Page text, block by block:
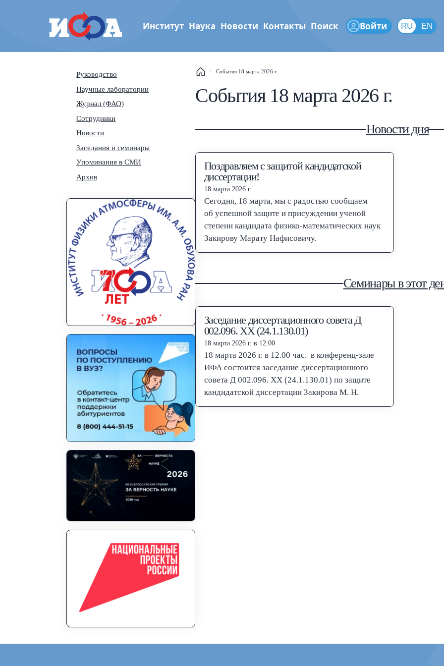
Институт физики атмосферы
Институт Наука Новости Контакты Поиск Войти RU EN
RU
Руководство
Научные лаборатории
Журнал (ФАО)
Сотрудники
Новости
Заседания и семинары
Упоминания в СМИ
Архив
События 18 марта 2026 г.
События 18 марта 2026 г.
Новости дня
Поздравляем с защитой кандидатской
диссертации!
18 марта 2026 г.
Сегодня, 18 марта, мы с радостью сообщаем
об успешной защите и присуждении ученой
степени кандидата физико-математических наук
Закирову Марату Нафисовичу.
Семинары в этот
Заседание диссертационного совета Д
002.096. XX (24.1.130.01)
18 марта 2026 г. в 12:00
18 марта 2026 г. в 12.00 час. в конференц-зале
ИФА состоится заседание диссертационного
совета Д 002.096. XX (24.1.130.01) по защите
кандидатской диссертации Закирова М. Н.
/
Navigate posts ← →